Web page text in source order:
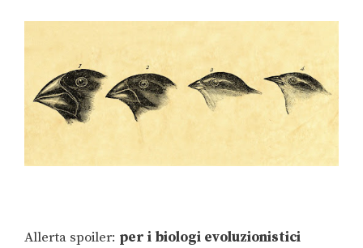
Allerta spoiler: per i biologi evoluzionistici